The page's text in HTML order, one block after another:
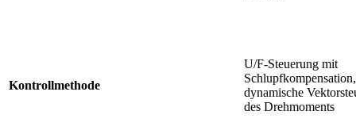
Kontrollmethode
U/F-Steuerung mit
Schlupfkompensation,
dynamische
des Drehmoments